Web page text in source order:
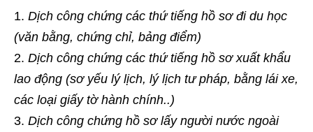
Dịch công chứng các thứ tiếng hồ sơ đi du học
(văn bằng, chứng chỉ, bảng điểm)
Dịch công chứng các thứ tiếng hồ sơ xuất khẩu
lao động (sơ yếu lý lịch, lý lịch tư pháp, bằng lái xe,
các loại giấy tờ hành chính..)
Dịch công chứng hồ sơ lấy người nước ngoài